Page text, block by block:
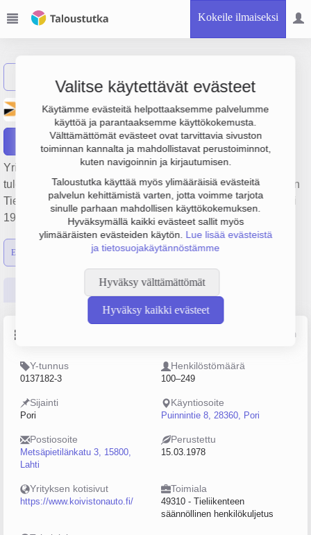
Kokeile ilmaiseksi
Valitse käytettävät evästeet
Käytämme evästeitä helpottaaksemme palvelumme
käyttöä ja parantaaksemme käyttökokemusta.
Välttämättömät evästeet ovat tarvittavia sivuston
toiminnan kannalta ja mahdollistavat perustoiminnot,
kuten navigoinnin ja kirjautumisen.
Taloustutka käyttää myös ylimääräisiä evästeitä
palvelun kehittämistä varten, jotta voimme tarjota
sinulle parhaan mahdollisen käyttökokemuksen.
Hyväksymällä kaikki evästeet sallit myös
ylimääräisten evästeiden käytön. Lue lisää evästeistä
ja tietosuojakäytännöstämme
Hyväksy välttämättömät
Hyväksy kaikki evästeet
Koiviston Auto Länsi Oy
Raportit
Yrityksen Koiviston Auto Länsi Oy liikevaihto on 20 milj. €,
tulos -1.6 milj. € ja henkilöstömäärä 248. Sen päätoimiala on
Tieliikenteen säännöllinen henkilökuljetus, perustamisvuosi
1978 ja sijainti Pori. Yrityksen yhtiömuoto Osakeyhtiö (OY).
Emon luvut Konsernin luvut
Tilinpäätösluvut Päättäjätiedot
Lähde: YTJ, PRH, Traficom
Y-tunnus
0137182-3
Henkilöstömäärä
100–249
Sijainti
Pori
Käyntiosoite
Puinnintie 8, 28360, Pori
Postiosoite
Metsäpietilänkatu 3, 15800,
Lahti
Perustettu
15.03.1978
Yrityksen kotisivut
https://www.koivistonauto.fi/
Toimiala
49310 - Tieliikenteen
säännöllinen henkilökuljetus